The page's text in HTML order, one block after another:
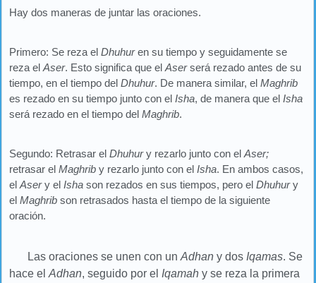
Hay dos maneras de juntar las oraciones.
Primero: Se reza el Dhuhuren su tiempo y seguidamente se
reza el Aser. Esto significa que el Aserserá rezado antes de su
tiempo, en el tiempo del Dhuhur. De manera similar, el Maghrib
es rezado en su tiempo junto con el Isha, de manera que el Isha
será rezado en el tiempo del Maghrib.
Segundo: Retrasar el Dhuhury rezarlo junto con el Aser;
retrasar el Maghrib y rezarlo junto con el Isha. En ambos casos,
el Asery el Isha son rezados en sus tiempos, pero el Dhuhury
el Maghrib son retrasados hasta el tiempo de la siguiente
oración.
Las oraciones se unen con unAdhan y dos Iqamas. Se
hace el Adhan, seguido por el Iqamah y se reza la primera